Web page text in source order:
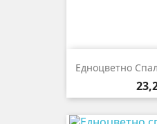
Едноцветно